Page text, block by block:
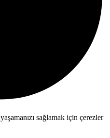
sağlamak için çerezler